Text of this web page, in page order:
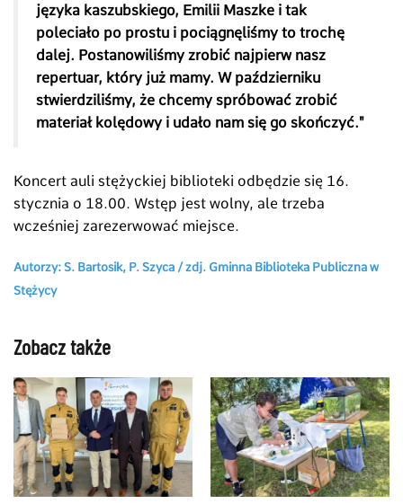
języka kaszubskiego, Emilii Maszke i tak
poleciało po prostu i pociągnęliśmy to trochę
dalej. Postanowiliśmy zrobić najpierw nasz
repertuar, który już mamy. W październiku
stwierdziliśmy, że chcemy spróbować zrobić
materiał kolędowy i udało nam się go skończyć."
Koncert auli stężyckiej biblioteki odbędzie się 16.
stycznia o 18.00. Wstęp jest wolny, ale trzeba
wcześniej zarezerwować miejsce.
Autorzy: S. Bartosik, P. Szyca /zdj. Gminna Biblioteka Publiczna w
Stężycy
Zobacz także